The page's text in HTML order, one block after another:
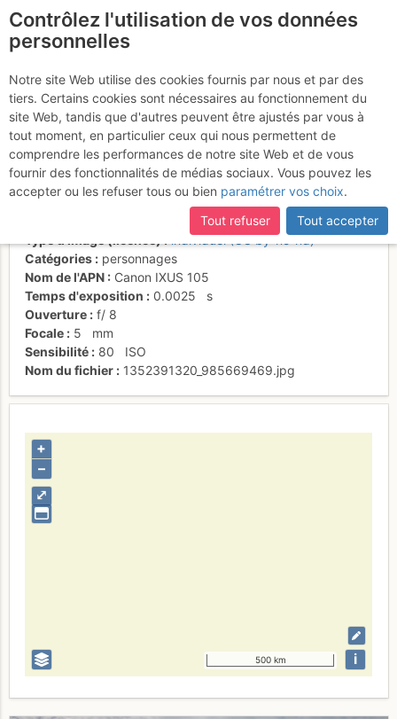
Christiane au sommet,
vue sur la vallée du Rhône
Activités
Date/heure
individuel (CC by-nc-nd)
Catégories
personnages
Nom de l'APN
Canon IXUS 105
Temps d'exposition
0.0025
s
Ouverture
f/ 8
Focale
5
mm
Sensibilité
80
ISO
Nom du fichier
1352391320_985669469.jpg
⤢
+
–
500 km i
Contrôlez l'utilisation de vos données
personnelles
Notre site Web utilise des cookies fournis par nous et par des
tiers. Certains cookies sont nécessaires au fonctionnement du
site Web, tandis que d'autres peuvent être ajustés par vous à
tout moment, en particulier ceux qui nous permettent de
comprendre les performances de notre site Web et de vous
fournir des fonctionnalités de médias sociaux. Vous pouvez les
accepter ou les refuser tous ou bien paramétrer vos choix.
Tout refuser
Tout accepter